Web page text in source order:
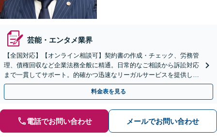
芸能・エンタメ業界
【全国対応】【オンライン相談可】契約書の作成・チェック、労務管
理、債権回収など企業法務全般に精通。日常的なご相談から訴訟対応
まで一貫してサポート。的確かつ迅速なリーガルサービスを提供しま
す。【初回相談無料】【休日・夜間相談可】
料金表を見る
電話でお問い合わせ メールでお問い合わせ